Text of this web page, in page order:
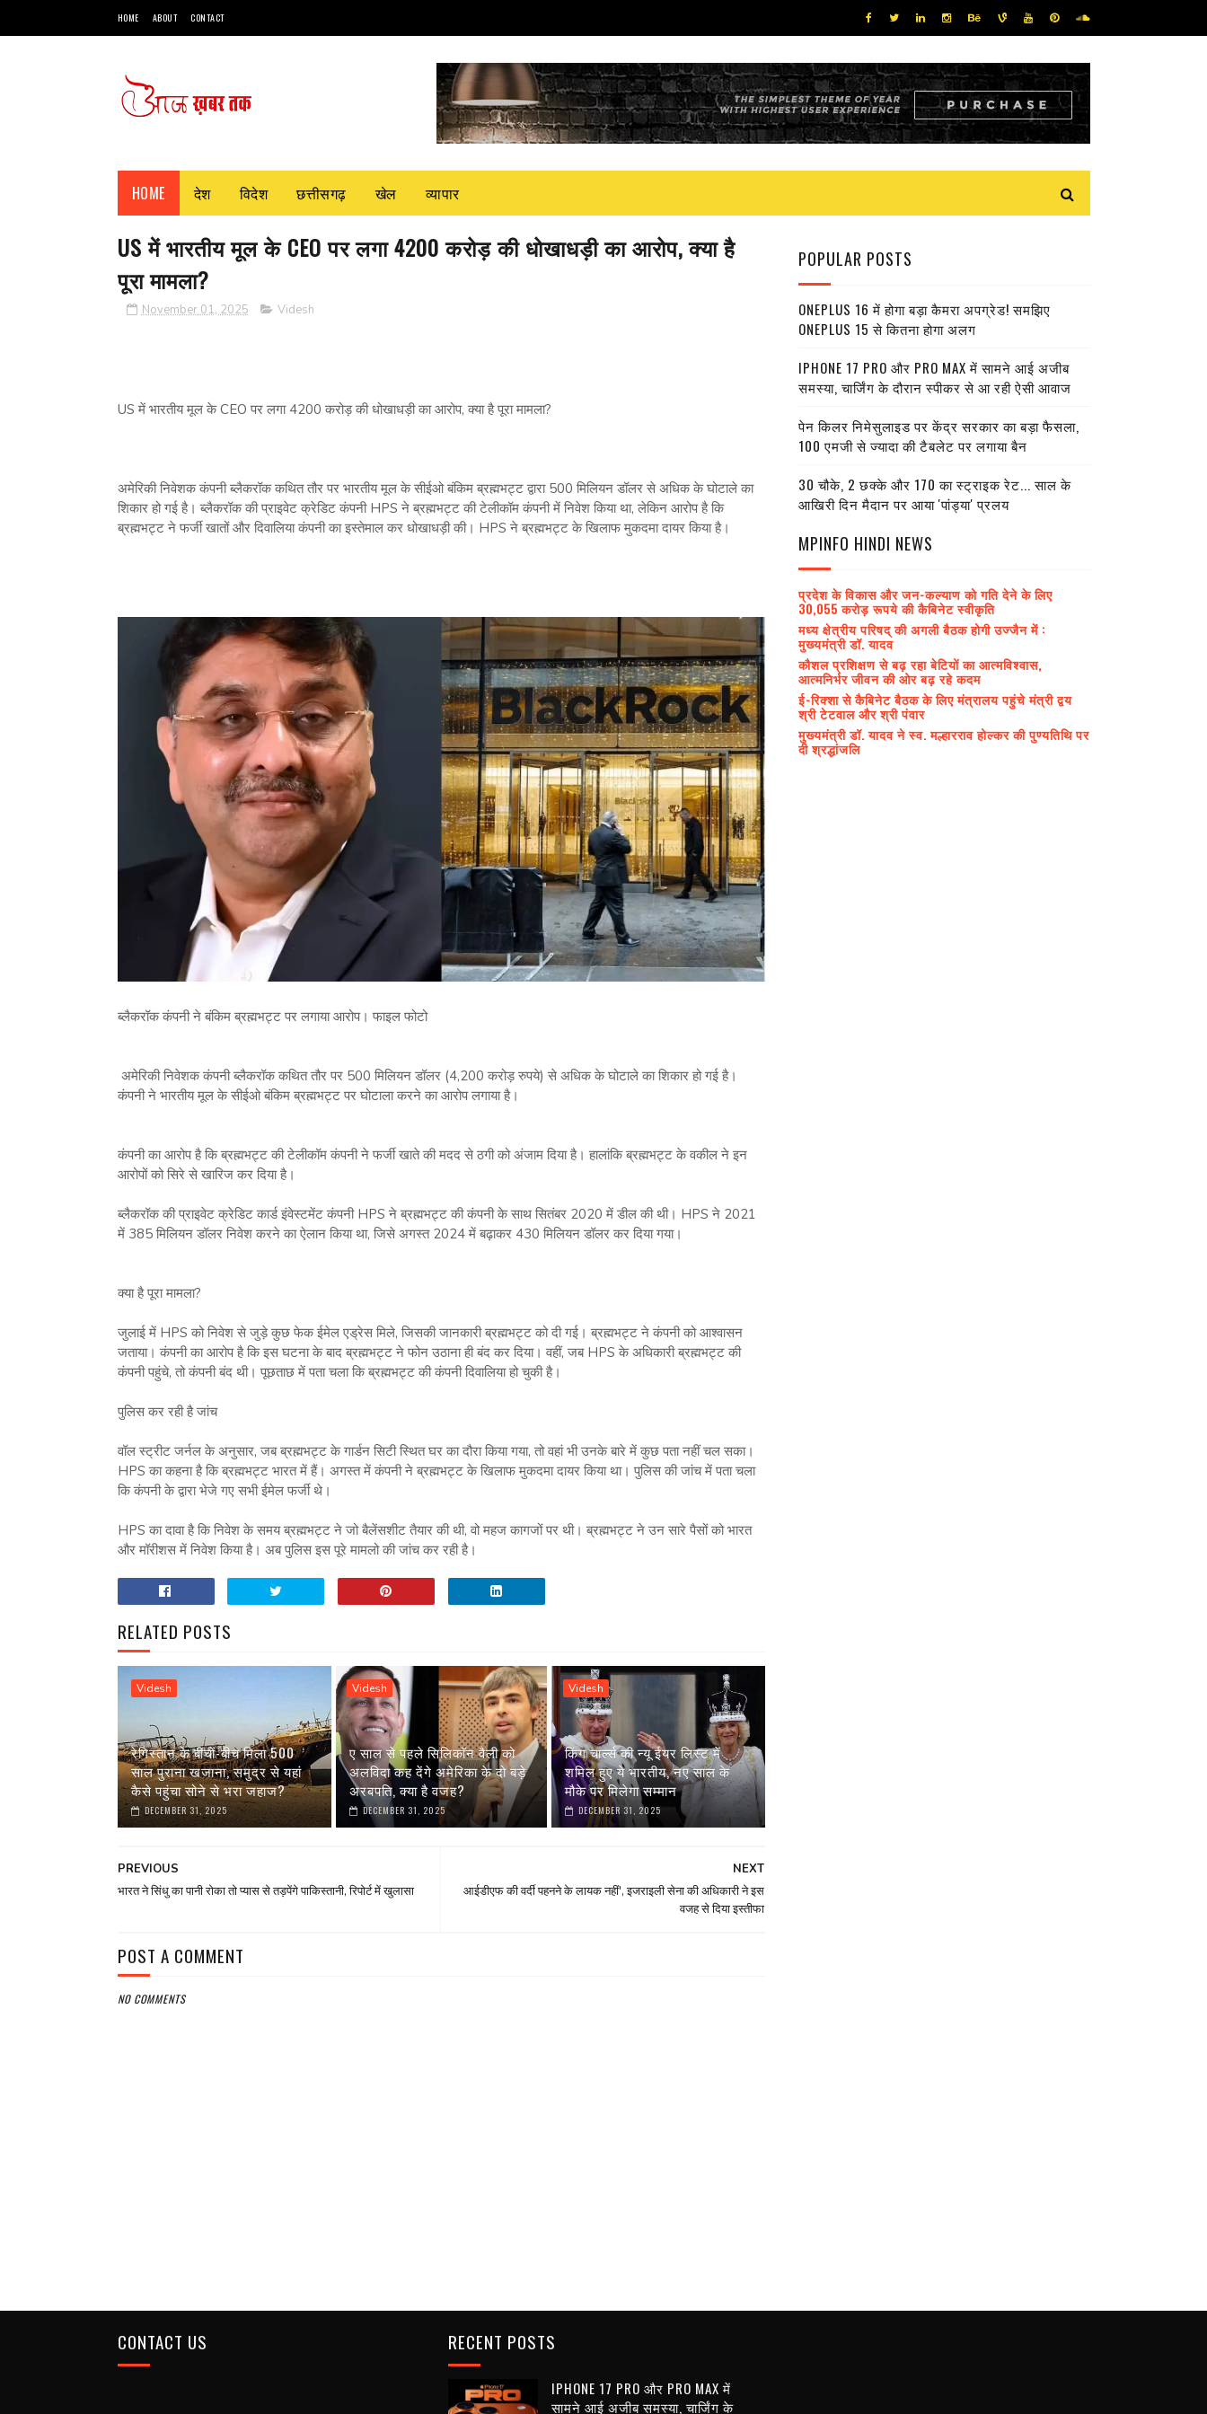
HOME ABOUT CONTACT
HOME देश विदेश छत्तीसगढ़ खेल व्यापार
US में भारतीय मूल के CEO पर लगा 4200 करोड़ की धोखाधड़ी का आरोप, क्या है
पूरा मामला?
November 01, 2025 Videsh
US में भारतीय मूल के CEO पर लगा 4200 करोड़ की धोखाधड़ी का आरोप, क्या है पूरा मामला?
अमेरिकी निवेशक कंपनी ब्लैकरॉक कथित तौर पर भारतीय मूल के सीईओ बंकिम ब्रह्मभट्ट द्वारा 500 मिलियन डॉलर से अधिक के घोटाले का
शिकार हो गई है। ब्लैकरॉक की प्राइवेट क्रेडिट कंपनी HPS ने ब्रह्मभट्ट की टेलीकॉम कंपनी में निवेश किया था, लेकिन आरोप है कि
ब्रह्मभट्ट ने फर्जी खातों और दिवालिया कंपनी का इस्तेमाल कर धोखाधड़ी की। HPS ने ब्रह्मभट्ट के खिलाफ मुकदमा दायर किया है।
ब्लैकरॉक कंपनी ने बंकिम ब्रह्मभट्ट पर लगाया आरोप। फाइल फोटो
अमेरिकी निवेशक कंपनी ब्लैकरॉक कथित तौर पर 500 मिलियन डॉलर (4,200 करोड़ रुपये) से अधिक के घोटाले का शिकार हो गई है।
कंपनी ने भारतीय मूल के सीईओ बंकिम ब्रह्मभट्ट पर घोटाला करने का आरोप लगाया है।
कंपनी का आरोप है कि ब्रह्मभट्ट की टेलीकॉम कंपनी ने फर्जी खाते की मदद से ठगी को अंजाम दिया है। हालांकि ब्रह्मभट्ट के वकील ने इन
आरोपों को सिरे से खारिज कर दिया है।
ब्लैकरॉक की प्राइवेट क्रेडिट कार्ड इंवेस्टमेंट कंपनी HPS ने ब्रह्मभट्ट की कंपनी के साथ सितंबर 2020 में डील की थी। HPS ने 2021
में 385 मिलियन डॉलर निवेश करने का ऐलान किया था, जिसे अगस्त 2024 में बढ़ाकर 430 मिलियन डॉलर कर दिया गया।
क्या है पूरा मामला?
जुलाई में HPS को निवेश से जुड़े कुछ फेक ईमेल एड्रेस मिले, जिसकी जानकारी ब्रह्मभट्ट को दी गई। ब्रह्मभट्ट ने कंपनी को आश्वासन
जताया। कंपनी का आरोप है कि इस घटना के बाद ब्रह्मभट्ट ने फोन उठाना ही बंद कर दिया। वहीं, जब HPS के अधिकारी ब्रह्मभट्ट की
कंपनी पहुंचे, तो कंपनी बंद थी। पूछताछ में पता चला कि ब्रह्मभट्ट की कंपनी दिवालिया हो चुकी है।
पुलिस कर रही है जांच
वॉल स्ट्रीट जर्नल के अनुसार, जब ब्रह्मभट्ट के गार्डन सिटी स्थित घर का दौरा किया गया, तो वहां भी उनके बारे में कुछ पता नहीं चल सका।
HPS का कहना है कि ब्रह्मभट्ट भारत में हैं। अगस्त में कंपनी ने ब्रह्मभट्ट के खिलाफ मुकदमा दायर किया था। पुलिस की जांच में पता चला
कि कंपनी के द्वारा भेजे गए सभी ईमेल फर्जी थे।
HPS का दावा है कि निवेश के समय ब्रह्मभट्ट ने जो बैलेंसशीट तैयार की थी, वो महज कागजों पर थी। ब्रह्मभट्ट ने उन सारे पैसों को भारत
और मॉरीशस में निवेश किया है। अब पुलिस इस पूरे मामलो की जांच कर रही है।
RELATED POSTS
Videsh
रेगिस्तान के बीचों-बीच मिला 500
साल पुराना खजाना, समुद्र से यहां
कैसे पहुंचा सोने से भरा जहाज?
DECEMBER 31, 2025
Videsh
ए साल से पहले सिलिकॉन वैली को
अलविदा कह देंगे अमेरिका के दो बड़े
अरबपति, क्या है वजह?
DECEMBER 31, 2025
Videsh
किंग चार्ल्स की न्यू ईयर लिस्ट में
शमिल हुए ये भारतीय, नए साल के
मौके पर मिलेगा सम्मान
DECEMBER 31, 2025
NEXT
आईडीएफ की वर्दी पहनने के लायक नहीं', इजराइली सेना की अधिकारी ने इस
वजह से दिया इस्तीफा
PREVIOUS
भारत ने सिंधु का पानी रोका तो प्यास से तड़पेंगे पाकिस्तानी, रिपोर्ट में खुलासा
POST A COMMENT
NO COMMENTS
POPULAR POSTS
ONEPLUS 16 में होगा बड़ा कैमरा अपग्रेड! समझिए
ONEPLUS 15 से कितना होगा अलग
IPHONE 17 PRO और PRO MAX में सामने आई अजीब
समस्या, चार्जिंग के दौरान स्पीकर से आ रही ऐसी आवाज
पेन किलर निमेसुलाइड पर केंद्र सरकार का बड़ा फैसला,
100 एमजी से ज्यादा की टैबलेट पर लगाया बैन
30 चौके, 2 छक्के और 170 का स्ट्राइक रेट... साल के
आखिरी दिन मैदान पर आया 'पांड्या' प्रलय
MPINFO HINDI NEWS
प्रदेश के विकास और जन-कल्याण को गति देने के लिए
30,055 करोड़ रूपये की कैबिनेट स्वीकृति
मध्य क्षेत्रीय परिषद् की अगली बैठक होगी उज्जैन में :
मुख्यमंत्री डॉ. यादव
कौशल प्रशिक्षण से बढ़ रहा बेटियों का आत्मविश्वास,
आत्मनिर्भर जीवन की ओर बढ़ रहे कदम
ई-रिक्शा से कैबिनेट बैठक के लिए मंत्रालय पहुंचे मंत्री द्वय
श्री टेटवाल और श्री पंवार
मुख्यमंत्री डॉ. यादव ने स्व. मल्हारराव होल्कर की पुण्यतिथि पर
दी श्रद्धांजलि
CONTACT US RECENT POSTS
IPHONE 17 PRO और PRO MAX में
सामने आई अजीब समस्या, चार्जिंग के